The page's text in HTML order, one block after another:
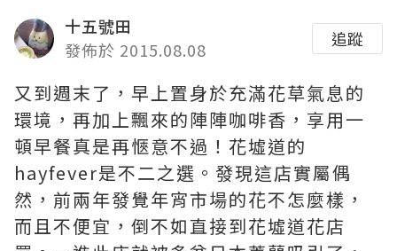
十五號田
發佈於 2015.08.08
追蹤
又到週末了，早上置身於充滿花草氣息的
環境，再加上飄來的陣陣咖啡香，享用一
頓早餐真是再愜意不過！花墟道的
hayfever是不二之選。發現這店實屬偶
然，前兩年發覺年宵市場的花不怎麼樣，
而且不便宜，倒不如直接到花墟道花店